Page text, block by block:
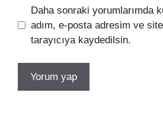
Daha sonraki yorumlarımda
adım, e-posta adresim ve
tarayıcıya kaydedilsin.